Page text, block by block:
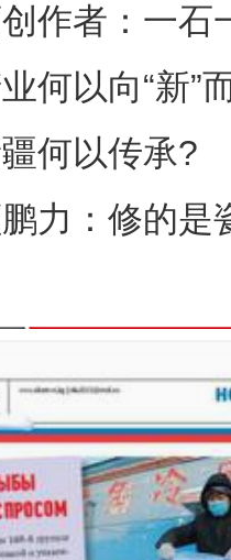
作者：一石
何以向“新”
何以传承?
力：修的是